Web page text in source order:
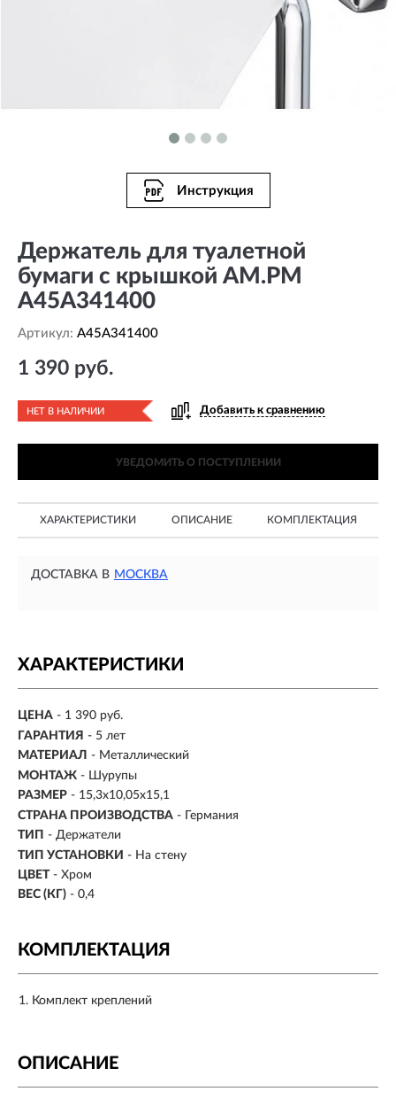
Инструкция
Держатель для туалетной
бумаги с крышкой AM.PM
A45A341400
Артикул: A45A341400
1 390 руб.
НЕТ В НАЛИЧИИ Добавить к сравнению
УВЕДОМИТЬ О ПОСТУПЛЕНИИ
ХАРАКТЕРИСТИКИ ОПИСАНИЕ КОМПЛЕКТАЦИЯ
ДОСТАВКА В МОСКВА
ХАРАКТЕРИСТИКИ
ЦЕНА - 1 390 руб.
ГАРАНТИЯ - 5 лет
МАТЕРИАЛ - Металлический
МОНТАЖ - Шурупы
РАЗМЕР - 15,3х10,05х15,1
СТРАНА ПРОИЗВОДСТВА - Германия
ТИП - Держатели
ТИП УСТАНОВКИ - На стену
ЦВЕТ - Хром
ВЕС (КГ) - 0,4
КОМПЛЕКТАЦИЯ
Комплект креплений
ОПИСАНИЕ